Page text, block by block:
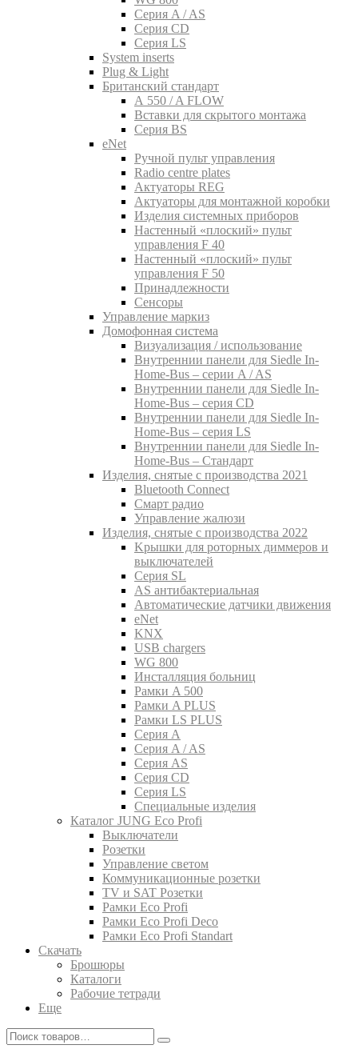
Серия A / AS
Серия CD
Серия LS
System inserts
Plug & Light
Британский стандарт
A 550 / A FLOW
Вставки для скрытого монтажа
Серия BS
eNet
Pучной пульт управления
Radio centre plates
Актуаторы REG
Актуаторы для монтажной коробки
Изделия системных приборов
Настенный «плоский» пульт
управления F 40
Настенный «плоский» пульт
управления F 50
Принадлежности
Сенсоры
Управление маркиз
Домофонная система
Визуализация / использование
Внутреннии панели для Siedle In-
Home-Bus – серии A / AS
Внутреннии панели для Siedle In-
Home-Bus – серия CD
Внутреннии панели для Siedle In-
Home-Bus – серия LS
Внутреннии панели для Siedle In-
Home-Bus – Стандарт
Изделия, снятые с производства 2021
Bluetooth Connect
Смарт радио
Управление жалюзи
Изделия, снятые с производства 2022
Kрышки для роторных диммеров и
выключателей
Серия SL
AS антибактериальная
Aвтоматические датчики движения
eNet
KNX
USB chargers
WG 800
Инсталляция больниц
Рамки A 500
Рамки A PLUS
Рамки LS PLUS
Серия A
Серия A / AS
Серия AS
Серия CD
Серия LS
Специальные изделия
Каталог JUNG Eco Profi
Выключатели
Розетки
Управление светом
Коммуникационные розетки
TV и SAT Розетки
Рамки Eco Profi
Рамки Eco Profi Deco
Рамки Eco Profi Standart
Скачать
Брошюры
Каталоги
Рабочие тетради
Еще